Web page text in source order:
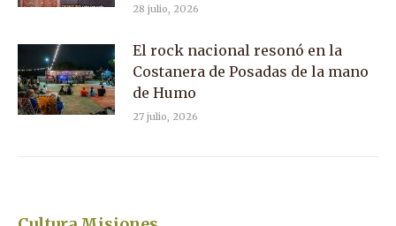
28 julio, 2026
El rock nacional resonó en la
Costanera de Posadas de la mano
de Humo
27 julio, 2026